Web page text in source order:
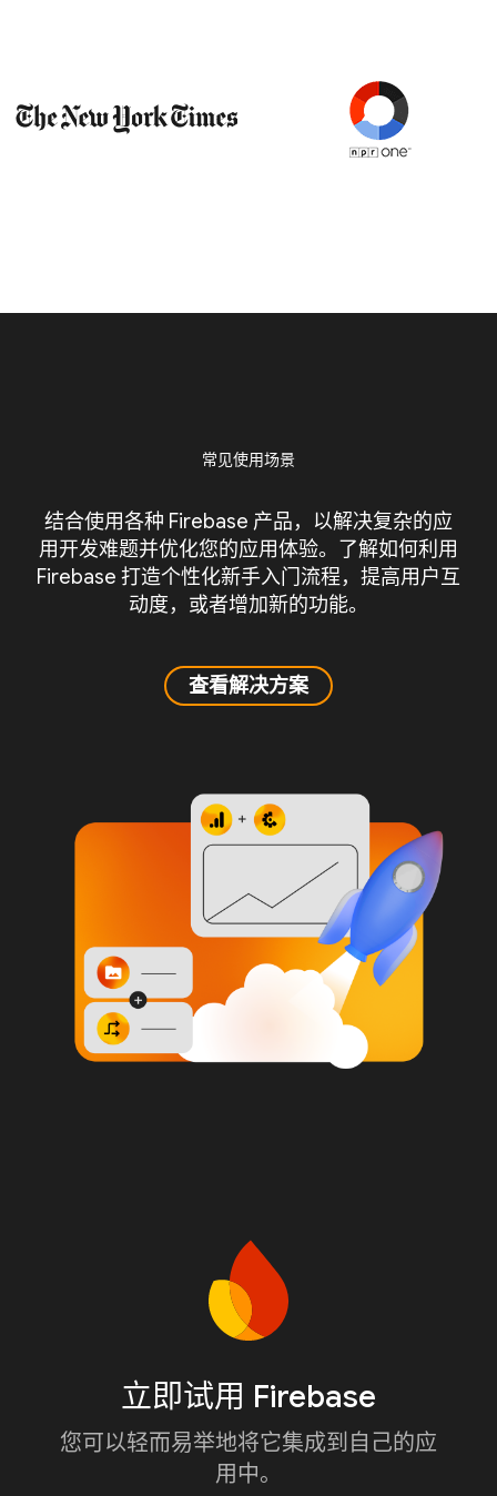
常见使用场景
结合使用各种 Firebase 产品，以解决复杂的应
用开发难题并优化您的应用体验。了解如何利用
Firebase 打造个性化新手入门流程，提高用户互
动度，或者增加新的功能。
查看解决方案
立即试用 Firebase
您可以轻而易举地将它集成到自己的应
用中。